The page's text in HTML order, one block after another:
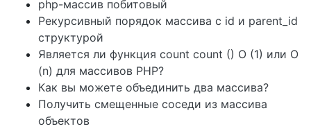
php-массив побитовый
Рекурсивный порядок массива с id и parent_id
структурой
Является ли функция count count () O (1) или O
(n) для массивов PHP?
Как вы можете объединить два массива?
Получить смещенные соседи из массива
объектов